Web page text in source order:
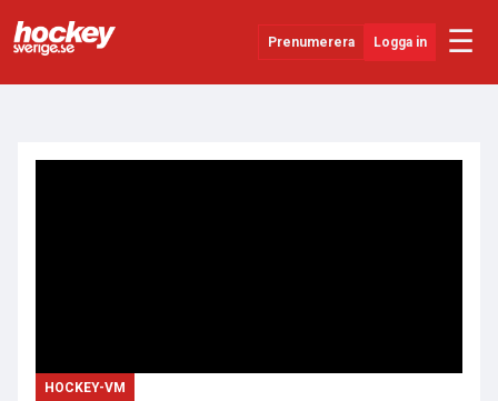
Prenumerera Logga in ☰
HOCKEY-VM